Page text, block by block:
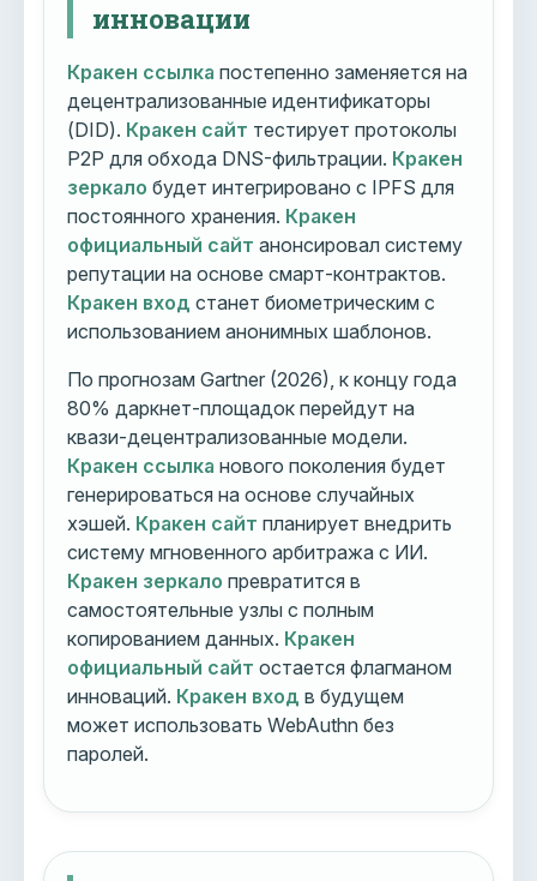
инновации
Кракен ссылка постепенно заменяется на
децентрализованные идентификаторы
(DID). Кракен сайт тестирует протоколы
P2P для обхода DNS-фильтрации. Кракен
зеркало будет интегрировано с IPFS для
постоянного хранения. Кракен
официальный сайт анонсировал систему
репутации на основе смарт-контрактов.
Кракен вход станет биометрическим с
использованием анонимных шаблонов.
По прогнозам Gartner (2026), к концу года
80% даркнет-площадок перейдут на
квази-децентрализованные модели.
Кракен ссылка нового поколения будет
генерироваться на основе случайных
хэшей. Кракен сайт планирует внедрить
систему мгновенного арбитража с ИИ.
Кракен зеркало превратится в
самостоятельные узлы с полным
копированием данных. Кракен
официальный сайт остается флагманом
инноваций. Кракен вход в будущем
может использовать WebAuthn без
паролей.